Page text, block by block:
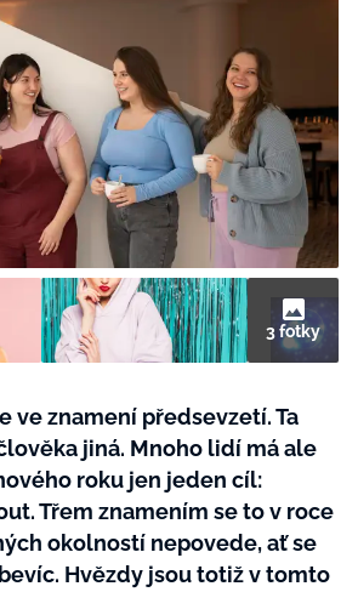
BurdaMedia
Extra
SVĚT ŽENY - 599 KČ
ROČNÍ PŘEDPLATNÉ SVĚT ŽENY +
SADA PRODUKTŮ MANA (10 ks)
3 fotky
ve znamení předsevzetí. Ta
jiná. Mnoho lidí má ale
roku jen jeden cíl:
Třem znamením se to v roce
okolností nepovede, ať se
Hvězdy jsou totiž v tomto